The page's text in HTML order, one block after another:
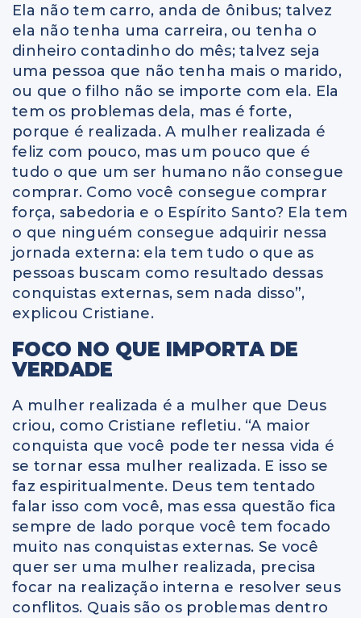
Ela não tem carro, anda de ônibus; talvez
ela não tenha uma carreira, ou tenha o
dinheiro contadinho do mês; talvez seja
uma pessoa que não tenha mais o marido,
ou que o filho não se importe com ela. Ela
tem os problemas dela, mas é forte,
porque é realizada. A mulher realizada é
feliz com pouco, mas um pouco que é
tudo o que um ser humano não consegue
comprar. Como você consegue comprar
força, sabedoria e o Espírito Santo? Ela tem
o que ninguém consegue adquirir nessa
jornada externa: ela tem tudo o que as
pessoas buscam como resultado dessas
conquistas externas, sem nada disso”,
explicou Cristiane.
FOCO NO QUE IMPORTA DE
VERDADE
A mulher realizada é a mulher que Deus
criou, como Cristiane refletiu. “A maior
conquista que você pode ter nessa vida é
se tornar essa mulher realizada. E isso se
faz espiritualmente. Deus tem tentado
falar isso com você, mas essa questão fica
sempre de lado porque você tem focado
muito nas conquistas externas. Se você
quer ser uma mulher realizada, precisa
focar na realização interna e resolver seus
conflitos. Quais são os problemas dentro